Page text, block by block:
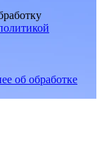
об обработке